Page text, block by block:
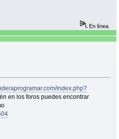
En línea
index.php?
en los foros puedes encontrar